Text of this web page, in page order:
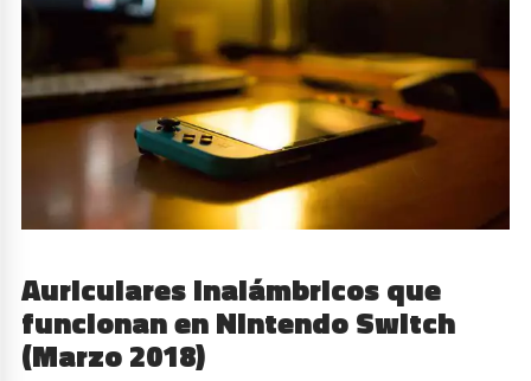
Auriculares Inalámbricos que
funcionan en Nintendo Switch
(Marzo 2018)